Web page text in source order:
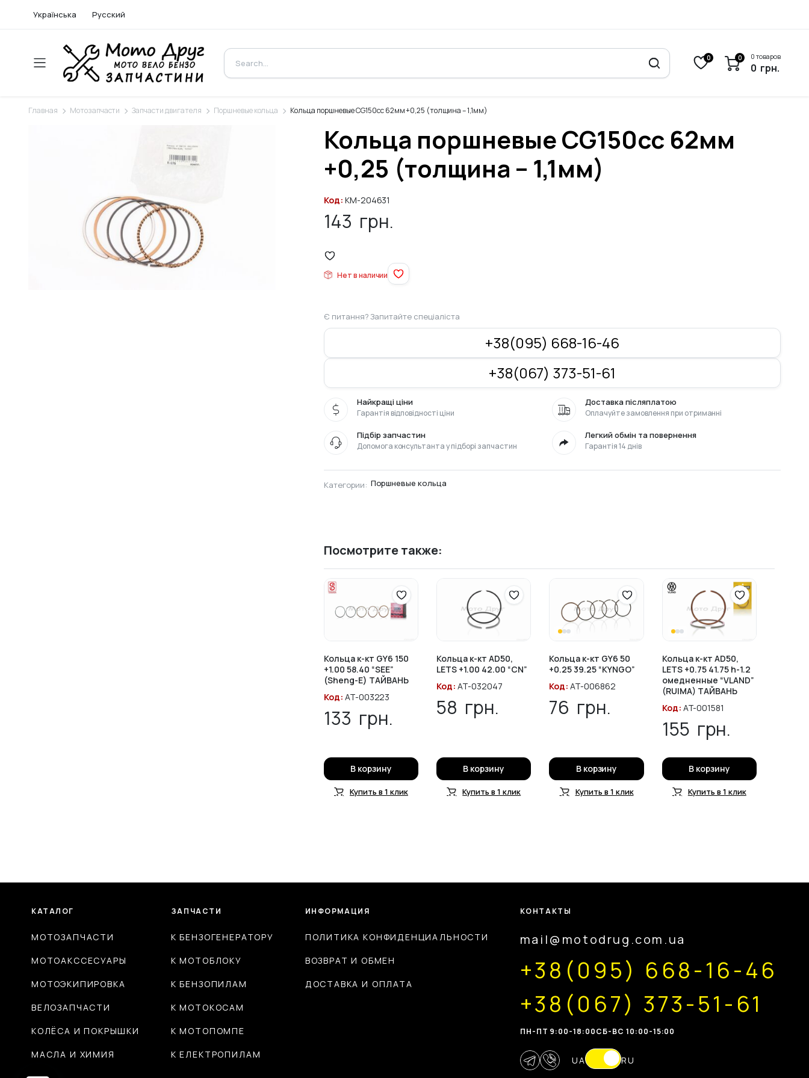
Українська Русский
0 0 0 товаров
0 грн.
Главная Мотозапчасти Запчасти двигателя Поршневые кольца Кольца поршневые CG150cc 62мм +0,25 (толщина – 1,1мм)
Кольца поршневые CG150cc 62мм
+0,25 (толщина – 1,1мм)
Код: KM-204631
143 грн.
Нет в наличии
Є питання? Запитайте спеціаліста
+38(095) 668-16-46
+38(067) 373-51-61
Найкращі ціни
Гарантія відповідності ціни
Доставка післяплатою
Оплачуйте замовлення при отриманні
Підбір запчастин
Допомога консультанта у підборі запчастин
Легкий обмін та повернення
Гарантія 14 днів
Категории: Поршневые кольца
Посмотрите также:
Кольца к-кт GY6 150
+1.00 58.40 “SEE”
(Sheng-E) ТАЙВАНЬ
Код: AT-003223
133 грн.
В корзину
Купить в 1 клик
Кольца к-кт AD50,
LETS +1.00 42.00 “CN”
Код: AT-032047
58 грн.
В корзину
Купить в 1 клик
Кольца к-кт GY6 50
+0.25 39.25 “KYNGO”
Код: AT-006862
76 грн.
В корзину
Купить в 1 клик
Кольца к-кт AD50,
LETS +0.75 41.75 h-1.2
омедненные “VLAND”
(RUIMA) ТАЙВАНЬ
Код: AT-001581
155 грн.
В корзину
Купить в 1 клик
КАТАЛОГ
МОТОЗАПЧАСТИ
МОТОАКССЕСУАРЫ
МОТОЭКИПИРОВКА
ВЕЛОЗАПЧАСТИ
КОЛЁСА И ПОКРЫШКИ
МАСЛА И ХИМИЯ
ЗАПЧАСТИ
К БЕНЗОГЕНЕРАТОРУ
К МОТОБЛОКУ
К БЕНЗОПИЛАМ
К МОТОКОСАМ
К МОТОПОМПЕ
К ЕЛЕКТРОПИЛАМ
ИНФОРМАЦИЯ
ПОЛИТИКА КОНФИДЕНЦИАЛЬНОСТИ
ВОЗВРАТ И ОБМЕН
ДОСТАВКА И ОПЛАТА
КОНТАКТЫ
mail@motodrug.com.ua
+38(095) 668-16-46
+38(067) 373-51-61
ПН-ПТ 9:00-18:00CБ-ВС 10:00-15:00
UA RU